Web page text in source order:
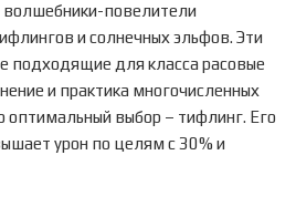
повелители
и солнечных эльфов. Эти
подходящие для класса расовые
и практика многочисленных
оптимальный выбор – тифлинг. Его
урон по целям с 30% и